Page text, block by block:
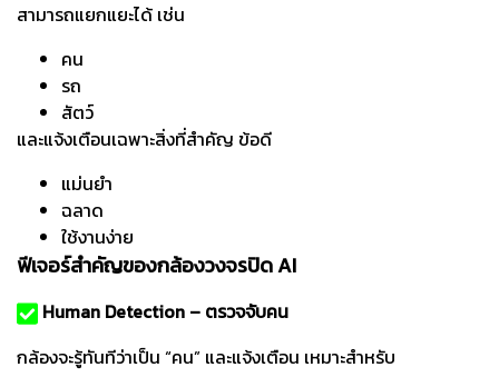
สามารถแยกแยะได้ เช่น
คน
รถ
สัตว์
และแจ้งเตือนเฉพาะสิ่งที่สำคัญ ข้อดี
แม่นยำ
ฉลาด
ใช้งานง่าย
ฟีเจอร์สำคัญของกล้องวงจรปิด AI
Human Detection – ตรวจจับคน
กล้องจะรู้ทันทีว่าเป็น “คน” และแจ้งเตือน เหมาะสำหรับ